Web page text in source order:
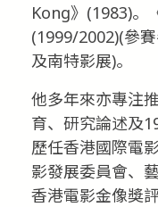
Kong》(1983)。
(1999/2002)(參
及南特影展)。
他多年來亦專注
育、研究論述及
歷任香港國際電
影發展委員會、
香港電影金像獎